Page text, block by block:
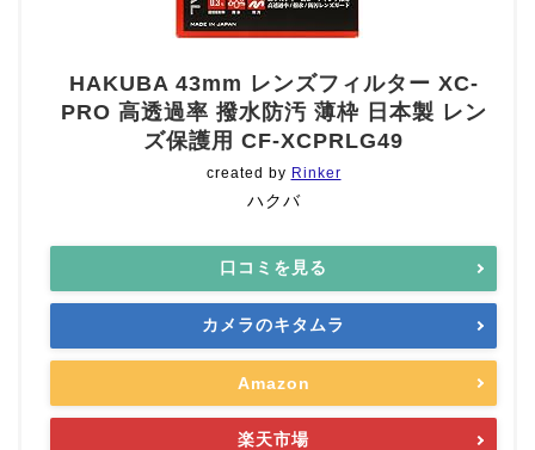
HAKUBA 43mm レンズフィルター XC-
PRO 高透過率 撥水防汚 薄枠 日本製 レン
ズ保護用 CF-XCPRLG49
created by Rinker
ハクバ
口コミを見る
カメラのキタムラ
Amazon
楽天市場